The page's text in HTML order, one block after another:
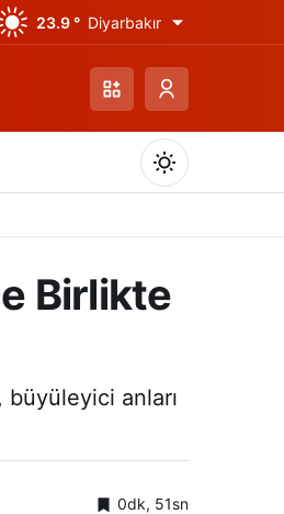
23.9 ° Diyarbakır
Birlikte
büyüleyici anları
0dk, 51sn